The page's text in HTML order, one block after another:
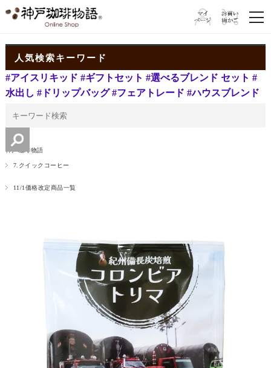
人気検索キーワード
#アイスリキッド #ギフトセット #選べるブレンド セット #
水出し #ドリップバッグ #フェアトレード #ハウスブレンド
神戸珈琲物語
7.クイックコーヒー
11/1価格改定商品一覧